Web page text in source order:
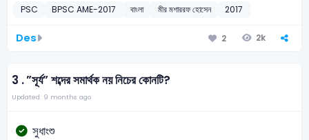
PSC BPSC AME-2017 বাংলা মীর মশাররফ হোসেন 2017
Des 2 2k
3 .”সূর্য” শব্দের সমার্থক নয় নিচের কোনটি?
Updated: 9 months ago
সুধাংশু